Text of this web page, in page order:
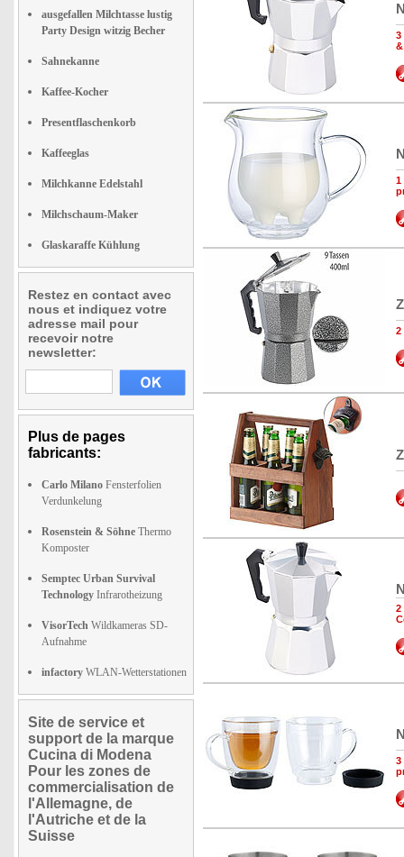
ausgefallen Milchtasse lustig
Party Design witzig Becher
Sahnekanne
Kaffee-Kocher
Presentflaschenkorb
Kaffeeglas
Milchkanne Edelstahl
Milchschaum-Maker
Glaskaraffe Kühlung
Restez en contact avec
nous et indiquez votre
adresse mail pour
recevoir notre
newsletter:
Plus de pages
fabricants:
Carlo Milano Fensterfolien
Verdunkelung
Rosenstein & Söhne Thermo
Komposter
Semptec Urban Survival
Technology Infrarotheizung
VisorTech Wildkameras SD-
Aufnahme
infactory WLAN-Wetterstationen
Site de service et
support de la marque
Cucina di Modena
Pour les zones de
commercialisation de
l'Allemagne, de
l'Autriche et de la
Suisse
3
1
2
2
3